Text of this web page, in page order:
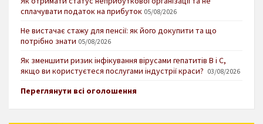
сплачувати податок на прибуток 05/08/2026
Не вистачає стажу для пенсії: як його докупити та що
потрібно знати 05/08/2026
Як зменшити ризик інфікування вірусами гепатитів В і С,
якщо ви користуєтеся послугами індустрії краси? 03/08/2026
Переглянути всі оголошення